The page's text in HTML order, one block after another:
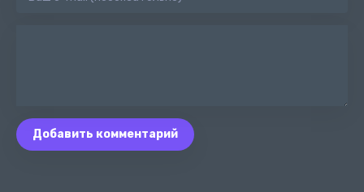
Добавить комментарий